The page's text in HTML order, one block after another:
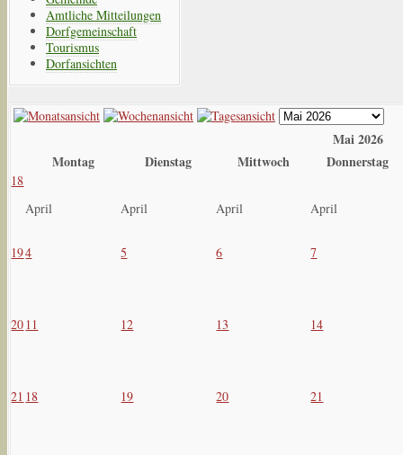
Amtliche Mitteilungen
Dorfgemeinschaft
Tourismus
Dorfansichten
Mai 2026
Montag
Dienstag Mittwoch Donnerstag
18
April
April April April
194 5 6 7
20 11 12 13 14
21 18 19 20 21